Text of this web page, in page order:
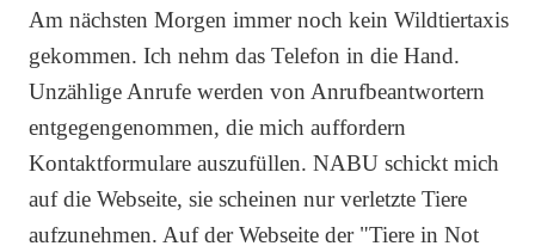
Am nächsten Morgen immer noch kein Wildtiertaxis
gekommen. Ich nehm das Telefon in die Hand.
Unzählige Anrufe werden von Anrufbeantwortern
entgegengenommen, die mich auffordern
Kontaktformulare auszufüllen. NABU schickt mich
auf die Webseite, sie scheinen nur verletzte Tiere
aufzunehmen. Auf der Webseite der "Tiere in Not